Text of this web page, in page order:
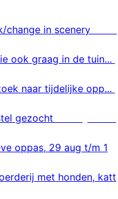
change in scenery
ook graag in de tuin...
naar tijdelijke opp...
gezocht
oppas, 29 aug t/m 1
met honden, katt